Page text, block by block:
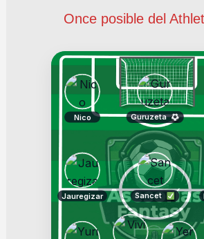
Once posible del
Jauregizar Sancet
Nico Guruzeta